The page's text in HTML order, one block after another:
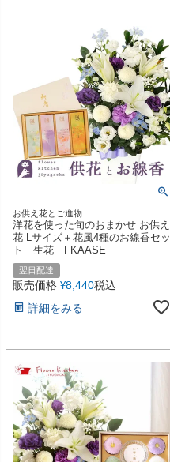
お供え花とご進物
洋花を使った旬のおまかせ お供え
花 Lサイズ＋花風4種のお線香セッ
ト 生花 FKAASE
翌日配達
販売価格 ¥8,440税込
詳細をみる